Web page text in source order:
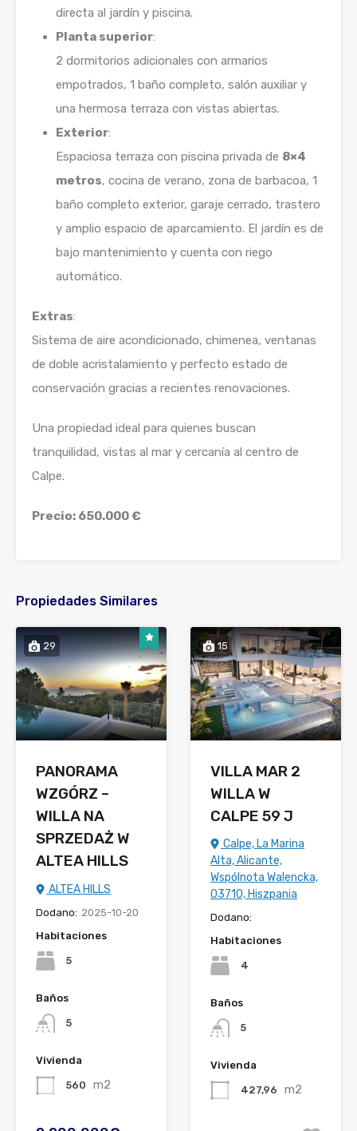
directa al jardín y piscina.
Planta superior:
2 dormitorios adicionales con armarios
empotrados, 1 baño completo, salón auxiliar y
una hermosa terraza con vistas abiertas.
Exterior:
Espaciosa terraza con piscina privada de 8×4
metros, cocina de verano, zona de barbacoa, 1
baño completo exterior, garaje cerrado, trastero
y amplio espacio de aparcamiento. El jardín es de
bajo mantenimiento y cuenta con riego
automático.
Extras:
Sistema de aire acondicionado, chimenea, ventanas
de doble acristalamiento y perfecto estado de
conservación gracias a recientes renovaciones.
Una propiedad ideal para quienes buscan
tranquilidad, vistas al mar y cercanía al centro de
Calpe.
Precio: 650.000 €
Propiedades Similares
29
PANORAMA
WZGÓRZ –
WILLA NA
SPRZEDAŻ W
ALTEA HILLS
ALTEA HILLS
Dodano: 2025-10-20
Habitaciones
5
Baños
5
Vivienda
560 m2
15
VILLA MAR 2
WILLA W
CALPE 59 J
Calpe, La Marina
Alta, Alicante,
Wspólnota Walencka,
03710, Hiszpania
Dodano:
Habitaciones
4
Baños
5
Vivienda
427,96 m2